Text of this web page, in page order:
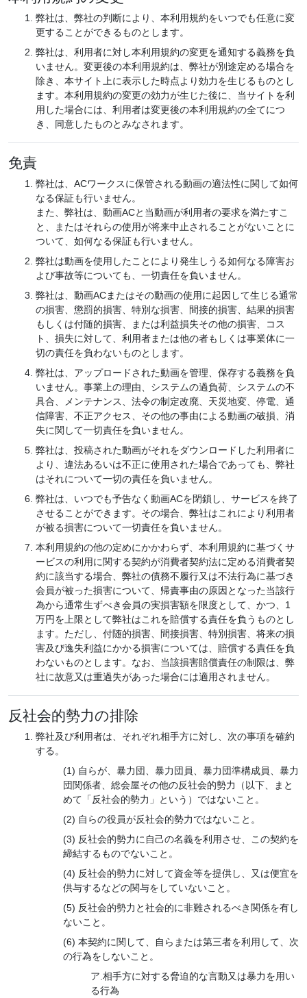
弊社は、弊社の判断により、本利用規約をいつでも任意に変
更することができるものとします。
弊社は、利用者に対し本利用規約の変更を通知する義務を負
いません。変更後の本利用規約は、弊社が別途定める場合を
除き、本サイト上に表示した時点より効力を生じるものとし
ます。本利用規約の変更の効力が生じた後に、当サイトを利
用した場合には、利用者は変更後の本利用規約の全てにつ
き、同意したものとみなされます。
免責
弊社は、ACワークスに保管される動画の適法性に関して如何
なる保証も行いません。
また、弊社は、動画ACと当動画が利用者の要求を満たすこ
と、またはそれらの使用が将来中止されることがないことに
ついて、如何なる保証も行いません。
弊社は動画を使用したことにより発生しうる如何なる障害お
よび事故等についても、一切責任を負いません。
弊社は、動画ACまたはその動画の使用に起因して生じる通常
の損害、懲罰的損害、特別な損害、間接的損害、結果的損害
もしくは付随的損害、または利益損失その他の損害、コス
ト、損失に対して、利用者または他の者もしくは事業体に一
切の責任を負わないものとします。
弊社は、アップロードされた動画を管理、保存する義務を負
いません。事業上の理由、システムの過負荷、システムの不
具合、メンテナンス、法令の制定改廃、天災地変、停電、通
信障害、不正アクセス、その他の事由による動画の破損、消
失に関して一切責任を負いません。
弊社は、投稿された動画がそれをダウンロードした利用者に
より、違法あるいは不正に使用された場合であっても、弊社
はそれについて一切の責任を負いません。
弊社は、いつでも予告なく動画ACを閉鎖し、サービスを終了
させることができます。その場合、弊社はこれにより利用者
が被る損害について一切責任を負いません。
本利用規約の他の定めにかかわらず、本利用規約に基づくサ
ービスの利用に関する契約が消費者契約法に定める消費者契
約に該当する場合、弊社の債務不履行又は不法行為に基づき
会員が被った損害について、帰責事由の原因となった当該行
為から通常生ずべき会員の実損害額を限度として、かつ、1
万円を上限として弊社はこれを賠償する責任を負うものとし
ます。ただし、付随的損害、間接損害、特別損害、将来の損
害及び逸失利益にかかる損害については、賠償する責任を負
わないものとします。なお、当該損害賠償責任の制限は、弊
社に故意又は重過失があった場合には適用されません。
反社会的勢力の排除
弊社及び利用者は、それぞれ相手方に対し、次の事項を確約
する。
自らが、暴力団、暴力団員、暴力団準構成員、暴力
団関係者、総会屋その他の反社会的勢力（以下、まと
めて「反社会的勢力」という）ではないこと。
自らの役員が反社会的勢力ではないこと。
反社会的勢力に自己の名義を利用させ、この契約を
締結するものでないこと。
反社会的勢力に対して資金等を提供し、又は便宜を
供与するなどの関与をしていないこと。
反社会的勢力と社会的に非難されるべき関係を有し
ないこと。
本契約に関して、自らまたは第三者を利用して、次
の行為をしないこと。
ア.相手方に対する脅迫的な言動又は暴力を用い
る行為